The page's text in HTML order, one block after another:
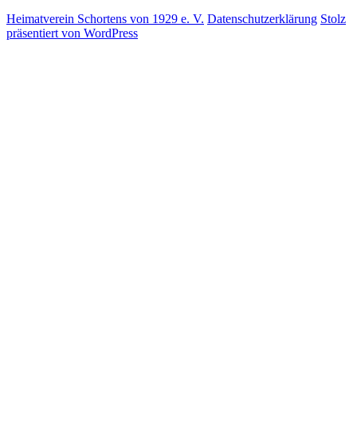
Heimatverein Schortens von 1929 e. V. Datenschutzerklärung Stolz
präsentiert von WordPress